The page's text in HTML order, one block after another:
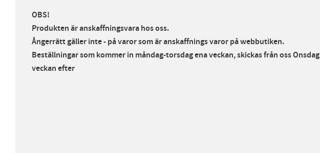
OBS!
Produkten är anskaffningsvara hos oss.
Ångerrätt gäller inte - på varor som är anskaffnings varor på webbutiken.
Beställningar som kommer in måndag-torsdag ena veckan, skickas från oss Onsdag
veckan efter